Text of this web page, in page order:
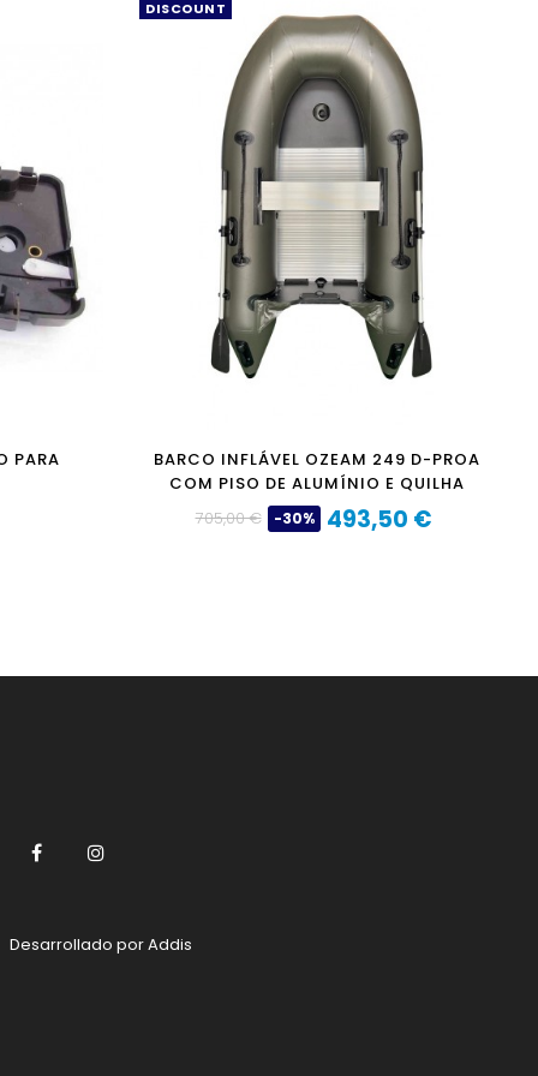
PARA
DISCOUNT
BARCO INFLÁVEL OZEAM 249 D-PROA
COM PISO DE ALUMÍNIO E QUILHA
Preço
705,00 € -30%
Preço
493,50 €
Facebook
Desarrollado porAddis